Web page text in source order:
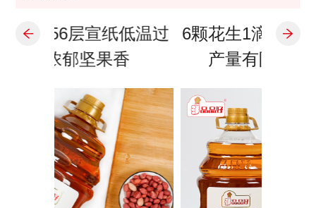
温过
6颗花生1滴油，出油率低，
产量有限，限量供应
0反